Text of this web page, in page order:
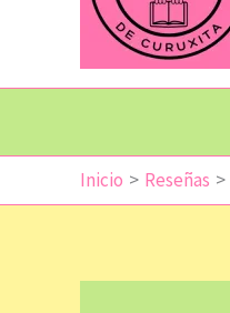
Inicio Reseñas